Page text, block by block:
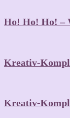
Ho! Ho! Ho! –
Kreativ-
Kreativ-